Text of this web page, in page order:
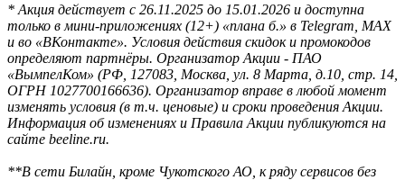
* Акция действует с 26.11.2025 до 15.01.2026 и доступна
только в мини-приложениях (12+) «плана б.» в Telegram, MAX
и во «ВКонтакте». Условия действия скидок и промокодов
определяют партнёры. Организатор Акции - ПАО
«ВымпелКом» (РФ, 127083, Москва, ул. 8 Марта, д.10, стр. 14,
ОГРН 1027700166636). Организатор вправе в любой момент
изменять условия (в т.ч. ценовые) и сроки проведения Акции.
Информация об изменениях и Правила Акции публикуются на
сайте beeline.ru.
**В сети Билайн, кроме Чукотского АО, к ряду сервисов без